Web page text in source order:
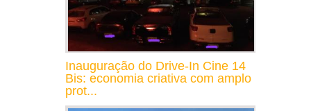
Inauguração do Drive-In Cine 14
Bis: economia criativa com amplo
prot...